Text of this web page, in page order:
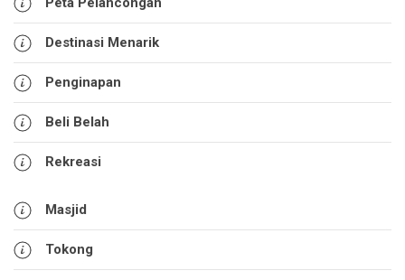
Destinasi Menarik
Penginapan
Beli Belah
Rekreasi
Masjid
Tokong